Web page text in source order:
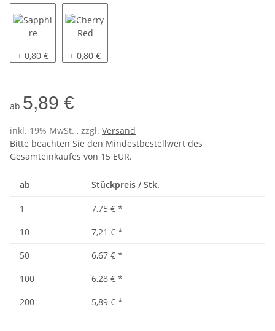
Sapphire
+ 0,80 € Cherry Red
+ 0,80 €
ab 5,89 €
inkl. 19% MwSt. , zzgl. Versand
Bitte beachten Sie den Mindestbestellwert des
Gesamteinkaufes von 15 EUR.
ab Stückpreis / Stk.
1 7,75 € *
10
7,21 € *
50
6,67 € *
100
6,28 € *
200
5,89 € *